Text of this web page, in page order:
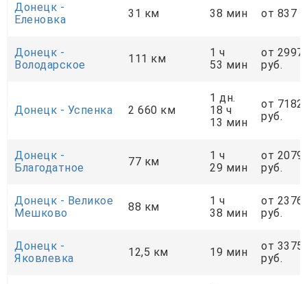
Донецк -
Еленовка
31 км 38 мин от 837
Донецк -
Володарское
111 км
1 ч
53 мин
от 2997
руб.
Донецк - Успенка 2 660 км
1 дн.
18 ч
13 мин
от
руб.
Донецк -
Благодатное
77 км
1 ч
29 мин
от 2079
руб.
Донецк - Великое
Мешково
88 км
1 ч
38 мин
от 2376
руб.
Донецк -
Яковлевка
12,5 км 19 мин
от 3375
руб.